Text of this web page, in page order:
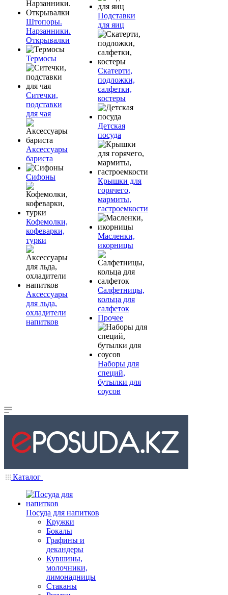
Штопоры.
Нарзанники.
Открывалки
Термосы
Ситечки,
подставки
для чая
Аксессуары
бариста
Сифоны
Кофемолки,
кофеварки,
турки
Аксессуары
для льда,
охладители
напитков
Подставки
для яиц
Скатерти,
подложки,
салфетки,
костеры
Детская
посуда
Крышки для
горячего,
мармиты,
гастроемкости
Масленки,
икорницы
Салфетницы,
кольца для
салфеток
Прочее
Наборы для
специй,
бутылки для
соусов
Каталог
Посуда для напитков
Кружки
Бокалы
Графины и
декандеры
Кувшины,
молочники,
лимонадницы
Стаканы